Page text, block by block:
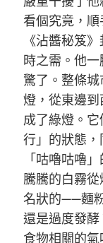
看個究竟，
《沾醬秘笈
時之需。他
驚了。整條
燈，從東邊
成了綠燈。
行」的狀態
「咕嚕咕嚕
騰騰的白霧
名狀的——麵
還是過度發
食物相關的